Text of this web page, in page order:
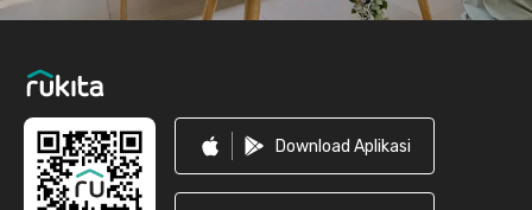
Download Aplikasi